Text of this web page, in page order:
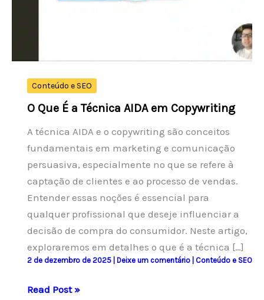
Conteúdo e SEO
O Que É a Técnica AIDA em Copywriting
A técnica AIDA e o copywriting são conceitos
fundamentais em marketing e comunicação
persuasiva, especialmente no que se refere à
captação de clientes e ao processo de vendas.
Entender essas noções é essencial para
qualquer profissional que deseje influenciar a
decisão de compra do consumidor. Neste artigo,
exploraremos em detalhes o que é a técnica […]
2 de dezembro de 2025 Deixe um comentário Conteúdo e SEO
O
Read Post »